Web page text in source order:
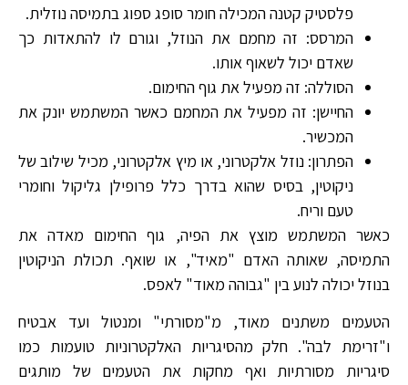
פלסטיק קטנה המכילה חומר סופג ספוג בתמיסה נוזלית.
המרסס: זה מחמם את הנוזל, וגורם לו להתאדות כך
שאדם יכול לשאוף אותו.
הסוללה: זה מפעיל את גוף החימום.
החיישן: זה מפעיל את המחמם כאשר המשתמש יונק את
המכשיר.
הפתרון: נוזל אלקטרוני, או מיץ אלקטרוני, מכיל שילוב של
ניקוטין, בסיס שהוא בדרך כלל פרופילן גליקול וחומרי
טעם וריח.
כאשר המשתמש מוצץ את הפיה, גוף החימום מאדה את
התמיסה, שאותה האדם "מאיד", או שואף. תכולת הניקוטין
בנוזל יכולה לנוע בין "גבוהה מאוד" לאפס.
הטעמים משתנים מאוד, מ"מסורתי" ומנטול ועד אבטיח
ו"זרימת לבה". חלק מהסיגריות האלקטרוניות טועמות כמו
סיגריות מסורתיות ואף מחקות את הטעמים של מותגים